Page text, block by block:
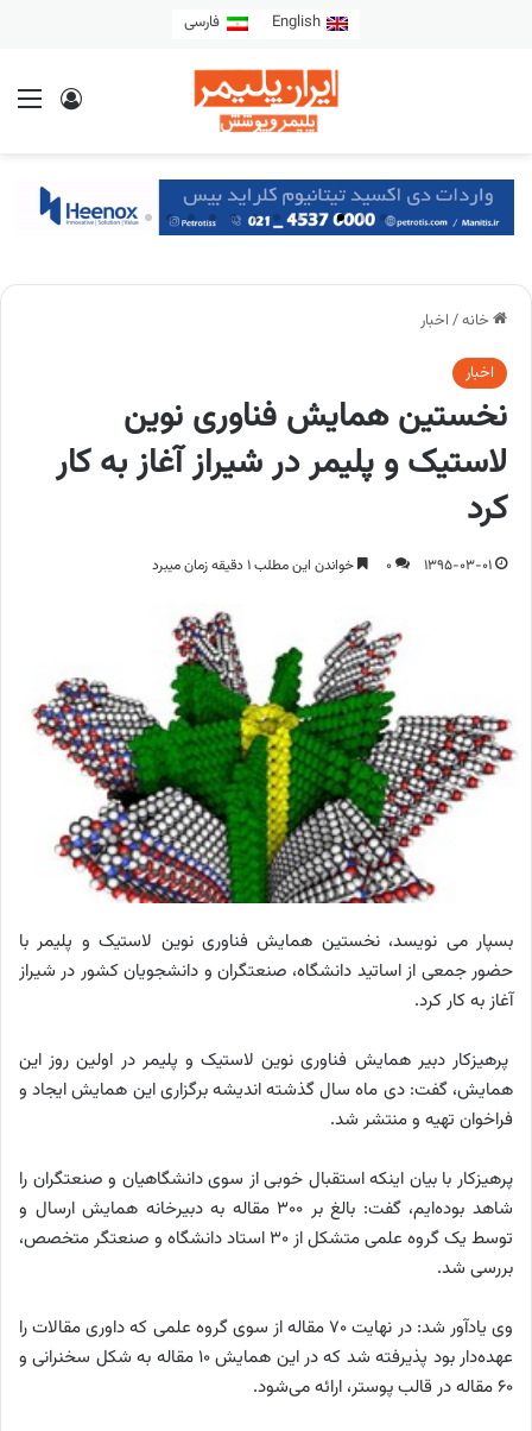
English فارسی
خانه/ اخبار
اخبار
نخستین همایش فناوری نوین
لاستیک و پلیمر در شیراز آغاز به کار
کرد
1395-03-01
0 خواندن این مطلب 1 دقیقه زمان میبرد
بسپار می نویسد،نخستین همایش فناوری نوین لاستیک و پلیمر با
حضور جمعی از اساتید دانشگاه، صنعتگران و دانشجویان کشور در شیراز
آغاز به‌ کار کرد.
پرهیزکار دبیر همایش فناوری نوین لاستیک و پلیمر در اولین روز این
همایش، گفت: دی ماه سال گذشته اندیشه برگزاری این همایش ایجاد و
فراخوان تهیه و منتشر شد.
پرهیزکار با بیان اینکه استقبال خوبی از سوی دانشگاهیان و صنعتگران را
شاهد بوده‌ایم، گفت: بالغ بر 300 مقاله به دبیرخانه همایش ارسال و
توسط یک گروه علمی متشکل از 30 استاد دانشگاه و صنعتگر متخصص،
بررسی شد.
وی یادآور شد: در نهایت 70 مقاله از سوی گروه علمی که داوری مقالات را
عهده‌دار بود پذیرفته شد که در این همایش 10 مقاله به شکل سخنرانی و
60 مقاله در قالب پوستر، ارائه می‌شود.